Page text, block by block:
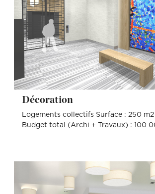
Décoration
Logements collectifs Surface : 250 m2
Budget total (Archi + Travaux) : 100